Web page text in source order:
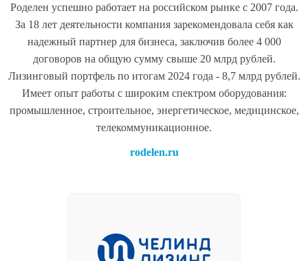
Роделен успешно работает на российском рынке с 2007 года.
За 18 лет деятельности компания зарекомендовала себя как
надежный партнер для бизнеса, заключив более 4 000
договоров на общую сумму свыше 20 млрд рублей.
Лизинговый портфель по итогам 2024 года - 8,7 млрд рублей.
Имеет опыт работы с широким спектром оборудования:
промышленное, строительное, энергетическое, медицинское,
телекоммуникационное.
rodelen.ru